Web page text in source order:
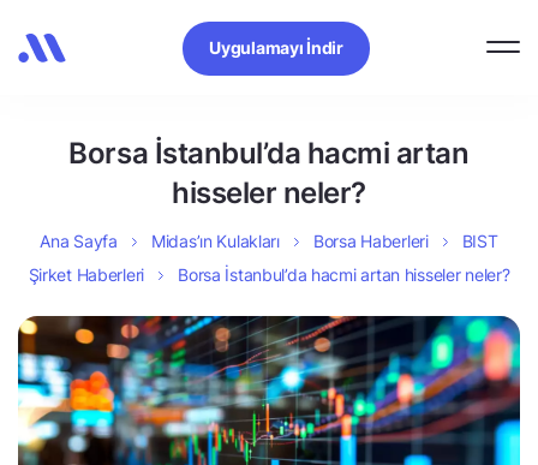
Uygulamayı İndir
Borsa İstanbul’da hacmi artan
hisseler neler?
Ana Sayfa Midas’ın Kulakları Borsa Haberleri
BIST
Şirket Haberleri
Borsa İstanbul’da hacmi artan hisseler neler?